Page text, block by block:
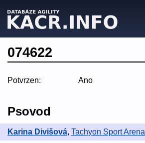
074622
Potvrzen: Ano
Psovod
Karina Divišová, Tachyon Sport Arena